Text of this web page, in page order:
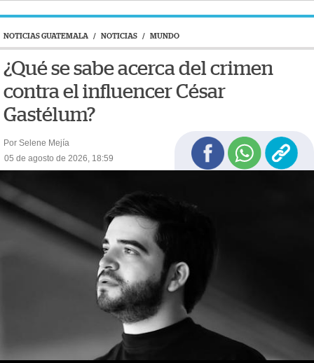
NOTICIAS GUATEMALA / NOTICIAS / MUNDO
¿Qué se sabe acerca del crimen
contra el influencer César
Gastélum?
Por Selene Mejía
05 de agosto de 2026, 18:59